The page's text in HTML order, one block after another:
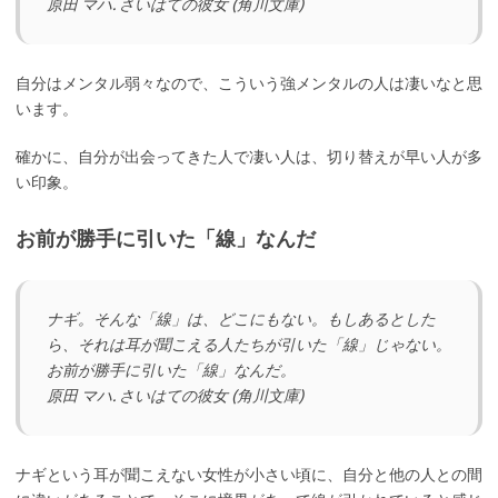
原田 マハ. さいはての彼女 (角川文庫)
自分はメンタル弱々なので、こういう強メンタルの人は凄いなと思
います。
確かに、自分が出会ってきた人で凄い人は、切り替えが早い人が多
い印象。
お前が勝手に引いた「線」なんだ
ナギ。そんな「線」は、どこにもない。もしあるとした
ら、それは耳が聞こえる人たちが引いた「線」じゃない。
お前が勝手に引いた「線」なんだ。
原田 マハ. さいはての彼女 (角川文庫)
ナギという耳が聞こえない女性が小さい頃に、自分と他の人との間